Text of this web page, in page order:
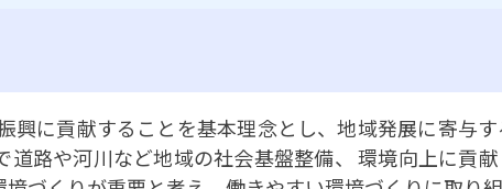
興に貢献することを基本理念とし、地域発展に寄与
路や河川など地域の社会基盤整備、 環境向上に貢